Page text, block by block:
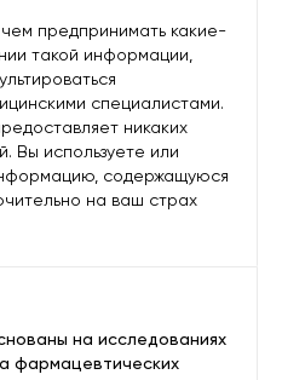
на исследованиях
фармацевтических
предпринимать какие-
такой информации,
специалистами.
никаких
Вы используете или
содержащуюся
на ваш страх